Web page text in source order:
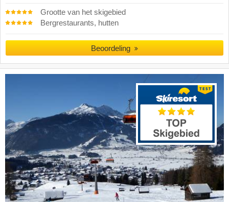
Grootte van het skigebied
Bergrestaurants, hutten
Beoordeling